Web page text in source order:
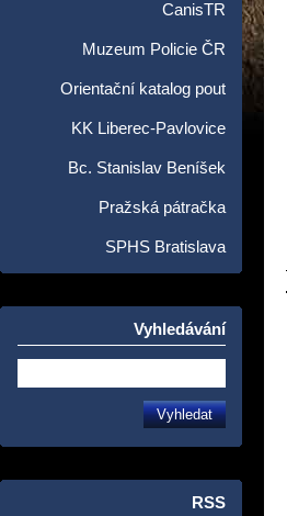
CanisTR
Muzeum Policie ČR
Orientační katalog pout
KK Liberec-Pavlovice
Bc. Stanislav Beníšek
Pražská pátračka
SPHS Bratislava
Vyhledávání
RSS